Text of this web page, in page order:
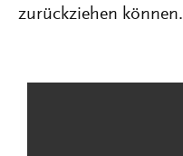
zurückziehen können.